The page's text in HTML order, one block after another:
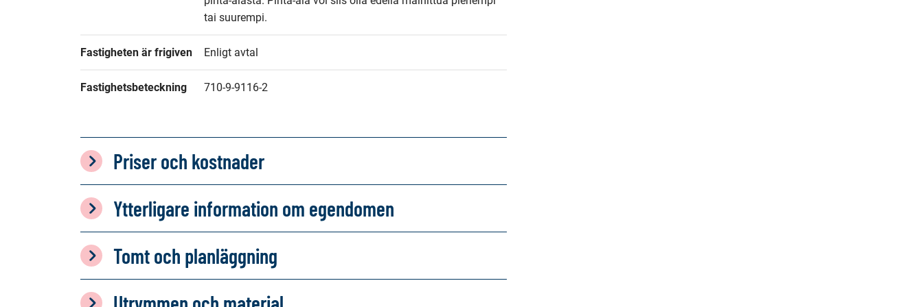
tai suurempi.
Fastigheten är frigiven Enligt avtal
Fastighetsbeteckning 710-9-9116-2
Priser och kostnader
Ytterligare information om egendomen
Tomt och planläggning